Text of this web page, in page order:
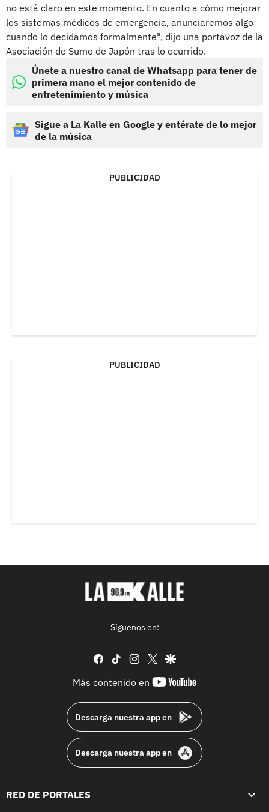
no está claro en este momento. En cuanto a cómo mejorar
los sistemas médicos de emergencia, anunciaremos algo
cuando lo decidamos formalmente", dijo una portavoz de la
Asociación de Sumo de Japón tras lo ocurrido.
Únete a nuestro canal de Whatsapp para tener de
primera mano el mejor contenido de
entretenimiento y música
Sigue a La Kalle en Google y entérate de lo mejor
de la música
PUBLICIDAD
PUBLICIDAD
Síguenos en:
facebook
tiktok instagram
twittergoogle
Más contenido en
youtube-
Descarga nuestra app en
Descarga nuestra app en
RED DE PORTALES